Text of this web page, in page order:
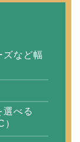
ズなど幅
べる